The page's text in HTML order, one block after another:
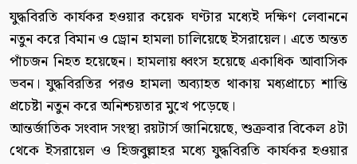
যুদ্ধবিরতি কার্যকর হওয়ার কয়েক ঘণ্টার মধ্যেই দক্ষিণ লেবাননে
নতুন করে বিমান ও ড্রোন হামলা চালিয়েছে ইসরায়েল। এতে অন্তত
পাঁচজন নিহত হয়েছেন। হামলায় ধ্বংস হয়েছে একাধিক আবাসিক
ভবন। যুদ্ধবিরতির পরও হামলা অব্যাহত থাকায় মধ্যপ্রাচ্যে শান্তি
প্রচেষ্টা নতুন করে অনিশ্চয়তার মুখে পড়েছে।
আন্তর্জাতিক সংবাদ সংস্থা রয়টার্স জানিয়েছে, শুক্রবার বিকেল ৪টা
থেকে ইসরায়েল ও হিজবুল্লাহর মধ্যে যুদ্ধবিরতি কার্যকর হওয়ার